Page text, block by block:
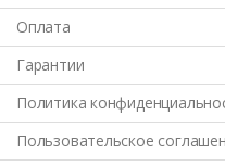
Оплата
Гарантии
Политика
Пользовательское